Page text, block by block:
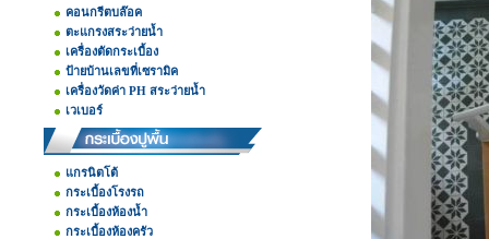
คอนกรีตบล๊อค
ตะแกรงสระว่ายน้ำ
เครื่องตัดกระเบื้อง
ป้ายบ้านเลขที่เซรามิค
เครื่องวัดค่า PH สระว่ายน้ำ
เวเบอร์
แกรนิตโต้
กระเบื้องโรงรถ
กระเบื้องห้องน้ำ
กระเบื้องห้องครัว